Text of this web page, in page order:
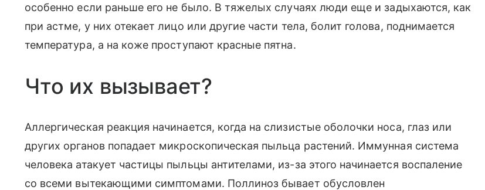
особенно если раньше его не было. В тяжелых случаях люди еще и задыхаются, как
при астме, у них отекает лицо или другие части тела, болит голова, поднимается
температура, а на коже проступают красные пятна.
Что их вызывает?
Аллергическая реакция начинается, когда на слизистые оболочки носа, глаз или
других органов попадает микроскопическая пыльца растений. Иммунная система
человека атакует частицы пыльцы антителами, из-за этого начинается воспаление
со всеми вытекающими симптомами. Поллиноз бывает обусловлен